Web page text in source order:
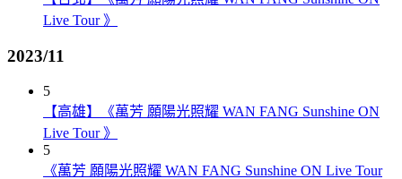
Live Tour 》
2023/11
5
【高雄】《萬芳 願陽光照耀 WAN FANG Sunshine ON
Live Tour 》
5
《萬芳 願陽光照耀 WAN FANG Sunshine ON Live Tour